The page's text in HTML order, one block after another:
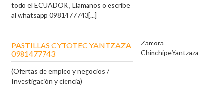
todo el ECUADOR , Llamanos o escribe
al whatsapp 0981477743[...]
PASTILLAS CYTOTEC YANTZAZA
0981477743
(Ofertas de empleo y negocios /
Investigación y ciencia)
Zamora
ChinchipeYantzaza